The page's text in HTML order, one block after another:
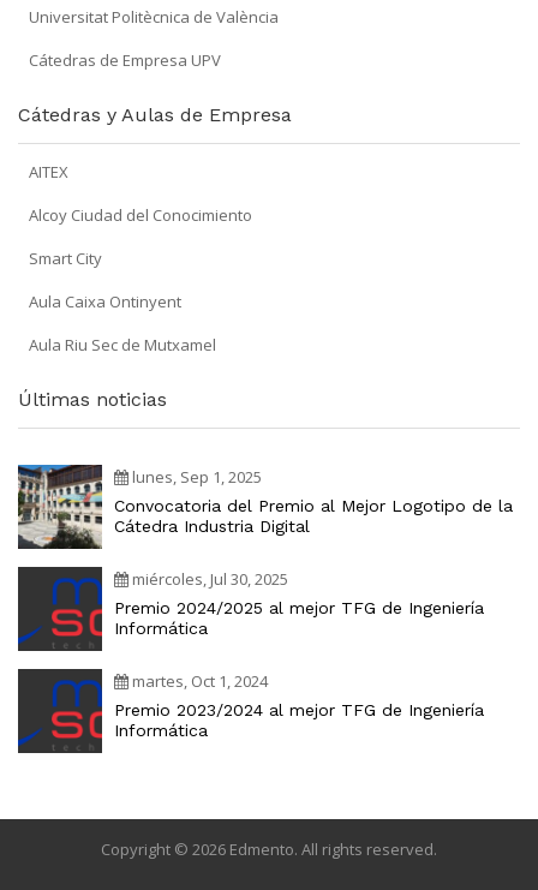
Universitat Politècnica de València
Cátedras de Empresa UPV
Cátedras y Aulas de Empresa
AITEX
Alcoy Ciudad del Conocimiento
Smart City
Aula Caixa Ontinyent
Aula Riu Sec de Mutxamel
Últimas noticias
lunes, Sep 1, 2025
Convocatoria del Premio al Mejor Logotipo de la
Cátedra Industria Digital
miércoles, Jul 30, 2025
Premio 2024/2025 al mejor TFG de Ingeniería
Informática
martes, Oct 1, 2024
Premio 2023/2024 al mejor TFG de Ingeniería
Informática
Copyright © 2026 Edmento. All rights reserved.